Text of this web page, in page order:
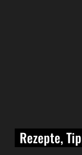
Rezepte,